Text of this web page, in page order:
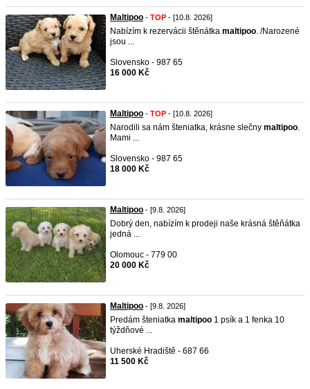
Maltipoo - TOP - [10.8. 2026]
Nabízím k rezervácii štěnátka maltipoo. /Narozené
jsou ...
Slovensko - 987 65
16 000 Kč
Maltipoo - TOP - [10.8. 2026]
Narodili sa nám šteniatka, krásne slečny maltipoo.
Mami ...
Slovensko - 987 65
18 000 Kč
Maltipoo - [9.8. 2026]
Dobrý den, nabízím k prodeji naše krásná štěňátka
jedná ...
Olomouc - 779 00
20 000 Kč
Maltipoo - [9.8. 2026]
Predám šteniatka maltipoo 1 psík a 1 fenka 10
týždňové ...
Uherské Hradiště - 687 66
11 500 Kč